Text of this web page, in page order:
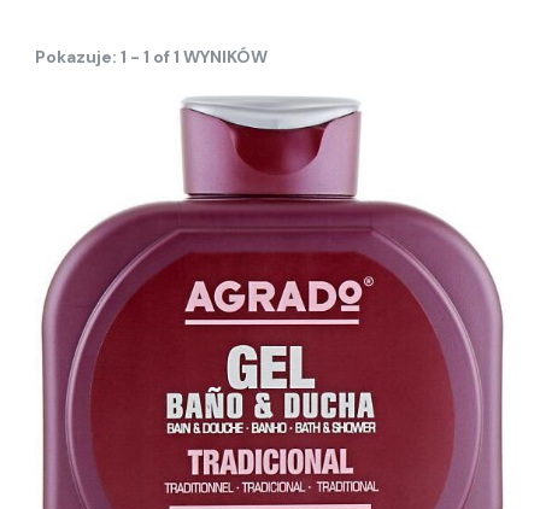
Pokazuje: 1 - 1 of 1 WYNIKÓW